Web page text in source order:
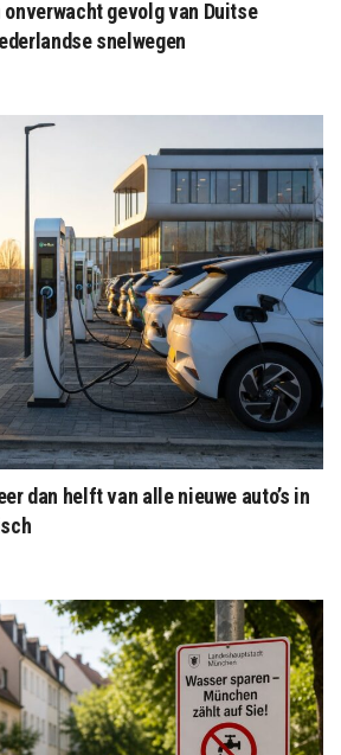
gevolg van Duitse
snelwegen
dan helft van alle nieuwe auto’s in